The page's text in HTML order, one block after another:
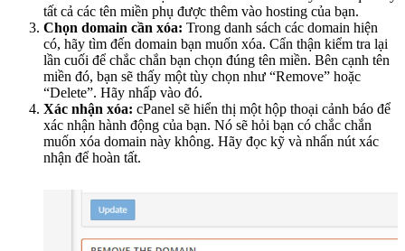
tất cả các tên miền phụ được thêm vào hosting của bạn.
Chọn domain cần xóa: Trong danh sách các domain hiện
có, hãy tìm đến domain bạn muốn xóa. Cẩn thận kiểm tra lại
lần cuối để chắc chắn bạn chọn đúng tên miền. Bên cạnh tên
miền đó, bạn sẽ thấy một tùy chọn như “Remove” hoặc
“Delete”. Hãy nhấp vào đó.
Xác nhận xóa: cPanel sẽ hiển thị một hộp thoại cảnh báo để
xác nhận hành động của bạn. Nó sẽ hỏi bạn có chắc chắn
muốn xóa domain này không. Hãy đọc kỹ và nhấn nút xác
nhận để hoàn tất.